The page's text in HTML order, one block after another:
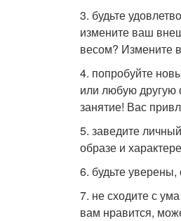
3. будьте
измените ваш
весом? Измените
4. попробуйте
или любую другую
занятие! Вас
5. заведите
образе и
6. будьте
7. не сходите с
вам нравится,